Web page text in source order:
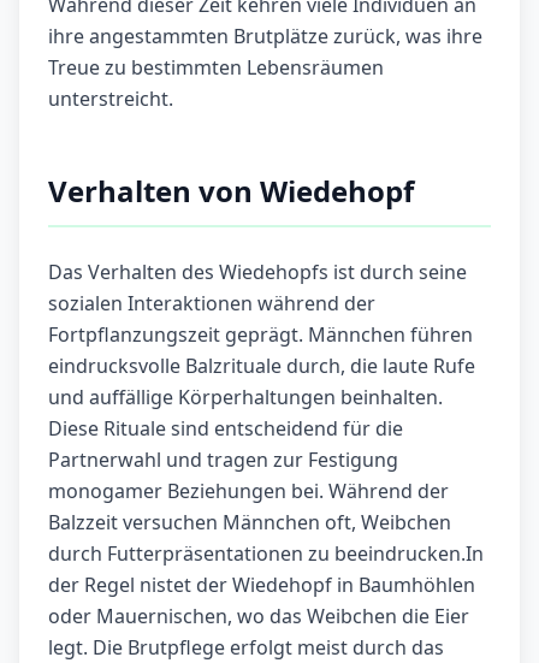
ihre angestammten Brutplätze zurück, was ihre
Treue zu bestimmten Lebensräumen
unterstreicht.
Verhalten von Wiedehopf
Das Verhalten des Wiedehopfs ist durch seine
sozialen Interaktionen während der
Fortpflanzungszeit geprägt. Männchen führen
eindrucksvolle Balzrituale durch, die laute Rufe
und auffällige Körperhaltungen beinhalten.
Diese Rituale sind entscheidend für die
Partnerwahl und tragen zur Festigung
monogamer Beziehungen bei. Während der
Balzzeit versuchen Männchen oft, Weibchen
durch Futterpräsentationen zu beeindrucken.In
der Regel nistet der Wiedehopf in Baumhöhlen
oder Mauernischen, wo das Weibchen die Eier
legt. Die Brutpflege erfolgt meist durch das